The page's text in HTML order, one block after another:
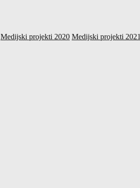
Medijski projekti 2020 Medijski projekti 2021